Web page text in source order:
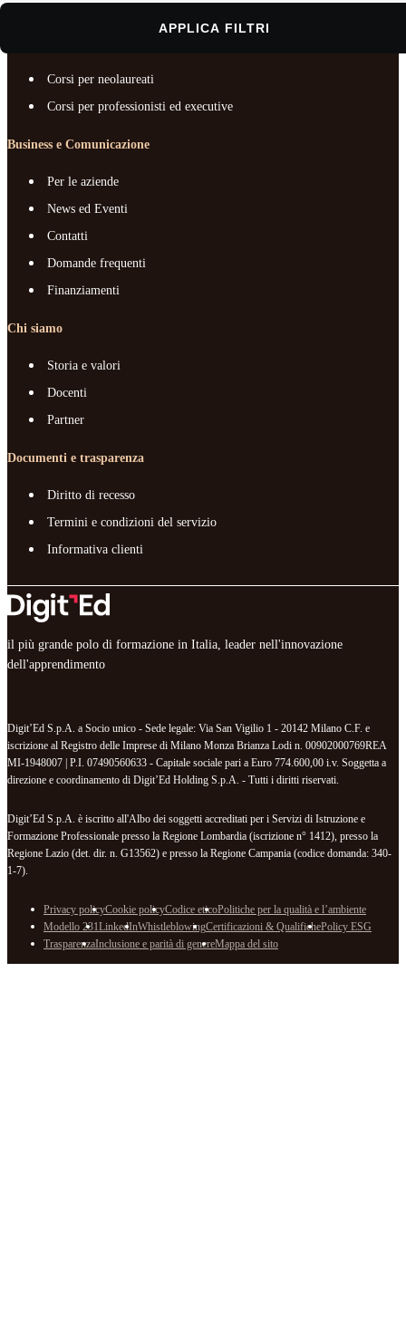
APPLICA FILTRI
Documenti e trasparenza
Corsi per neolaureati
Corsi per professionisti ed executive
Business e Comunicazione
Per le aziende
News ed Eventi
Contatti
Domande frequenti
Finanziamenti
Chi siamo
Storia e valori
Docenti
Partner
Documenti e trasparenza
Diritto di recesso
Termini e condizioni del servizio
Informativa clienti
il più grande polo di formazione in Italia, leader nell'innovazione
dell'apprendimento
Digit’Ed S.p.A. a Socio unico - Sede legale: Via San Vigilio 1 - 20142 Milano C.F. e
iscrizione al Registro delle Imprese di Milano Monza Brianza Lodi n. 00902000769REA
MI-1948007 | P.I. 07490560633 - Capitale sociale pari a Euro 774.600,00 i.v. Soggetta a
direzione e coordinamento di Digit’Ed Holding S.p.A. - Tutti i diritti riservati.
Digit’Ed S.p.A. è iscritto all'Albo dei soggetti accreditati per i Servizi di Istruzione e
Formazione Professionale presso la Regione Lombardia (iscrizione n° 1412), presso la
Regione Lazio (det. dir. n. G13562) e presso la Regione Campania (codice domanda: 340-
1-7).
Privacy policyCookie policyCodice eticoPolitiche per la qualità e l’ambiente
Modello 231LinkedInWhistleblowingCertificazioni & QualifichePolicy ESG
TrasparenzaInclusione e parità di genereMappa del sito